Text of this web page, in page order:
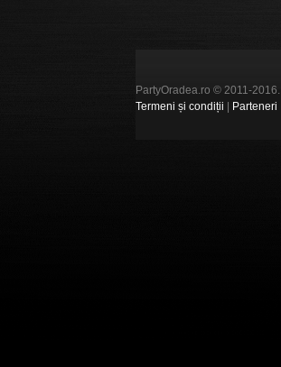
PartyOradea.ro © 2011-2016.
Termeni și condiții
Parteneri